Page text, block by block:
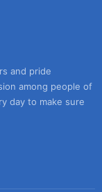
and pride
among people of
day to make sure